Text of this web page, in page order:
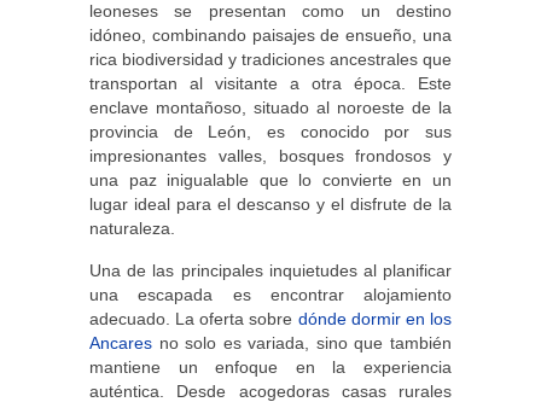
leoneses se presentan como un destino
idóneo, combinando paisajes de ensueño, una
rica biodiversidad y tradiciones ancestrales que
transportan al visitante a otra época. Este
enclave montañoso, situado al noroeste de la
provincia de León, es conocido por sus
impresionantes valles, bosques frondosos y
una paz inigualable que lo convierte en un
lugar ideal para el descanso y el disfrute de la
naturaleza.
Una de las principales inquietudes al planificar
una escapada es encontrar alojamiento
adecuado. La oferta sobre dónde dormir en los
Ancares no solo es variada, sino que también
mantiene un enfoque en la experiencia
auténtica. Desde acogedoras casas rurales